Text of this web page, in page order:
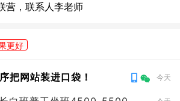
营，联系人李老师
更好
把网站装进口袋！ 今天